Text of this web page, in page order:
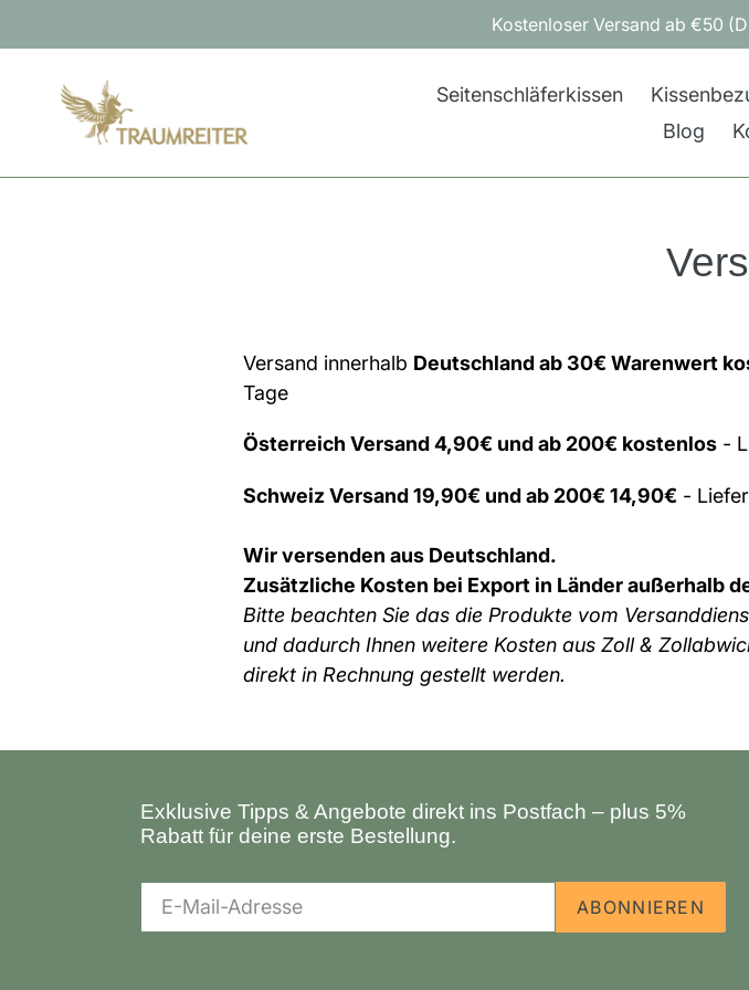
zum
Kostenloser Versand ab €50
Seitenschläferkissen
Blog
Versand innerhalb Deutschland ab 30€ Warenwert
Tage
Österreich Versand 4,90€ und ab 200€ kostenlos -
Schweiz Versand 19,90€ und ab 200€ 14,90€ -
Wir versenden aus Deutschland.
Zusätzliche Kosten bei Export in Länder außerhalb
Bitte beachten Sie das die Produkte vom
und dadurch Ihnen weitere Kosten aus Zoll &
direkt in Rechnung gestellt werden.
Exklusive Tipps & Angebote direkt ins Postfach – plus 5%
Rabatt für deine erste Bestellung.
ABONNIEREN